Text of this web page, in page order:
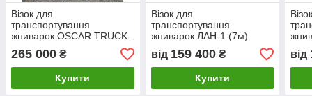
Візок для
транспортування
жниварок OSCAR TRUCK-
7
265 000 ₴
Купити
Візок для
транспортування
жниварок ЛАН-1 (7м)
від 159 400₴
Купити
від